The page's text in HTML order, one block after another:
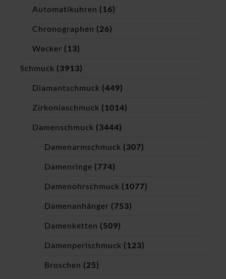
Automatikuhren (16)
Chronographen (26)
Wecker (13)
Schmuck (3913)
Diamantschmuck (449)
Zirkoniaschmuck (1014)
Damenschmuck (3444)
Damenarmschmuck (307)
Damenringe (774)
Damenohrschmuck (1077)
Damenanhänger (753)
Damenketten (509)
Damenperlschmuck (123)
Broschen (25)